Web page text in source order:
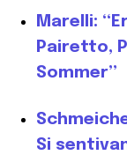
Marelli:
Pairetto,
Sommer”
Si